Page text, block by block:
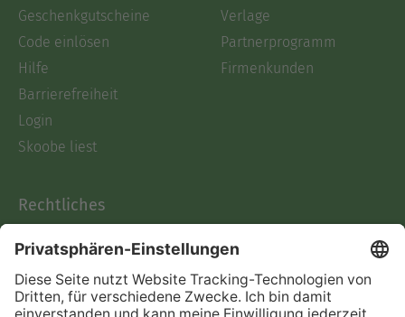
Geschenkgutscheine
Code einlösen
Hilfe
Barrierefreiheit
Login
Skoobe liest
Verlage
Partnerprogramm
Firmenkunden
Rechtliches
AGB
Informationen nach Data
Act